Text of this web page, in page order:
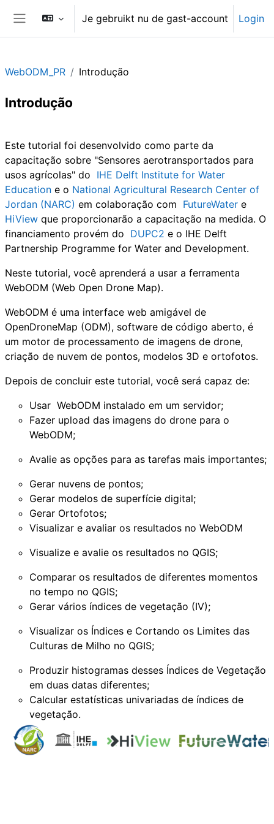
Ga naar hoofdinhoud
Je gebruikt nu de gast-account Login
WebODM_PR Introdução
Introdução
Este tutorial foi desenvolvido como parte da
capacitação sobre "Sensores aerotransportados para
usos agrícolas" do IHE Delft Institute for Water
Education e o National Agricultural Research Center of
Jordan (NARC) em colaboração com FutureWater e
HiView que proporcionarão a capacitação na medida. O
financiamento provém do DUPC2 e o IHE Delft
Partnership Programme for Water and Development.
Neste tutorial, você aprenderá a usar a ferramenta
WebODM (Web Open Drone Map).
WebODM é uma interface web amigável de
OpenDroneMap (ODM), software de código aberto, é
um motor de processamento de imagens de drone,
criação de nuvem de pontos, modelos 3D e ortofotos.
Depois de concluir este tutorial, você será capaz de:
Usar WebODM instalado em um servidor;
Fazer upload das imagens do drone para o
WebODM;
Avalie as opções para as tarefas mais importantes;
Gerar nuvens de pontos;
Gerar modelos de superfície digital;
Gerar Ortofotos;
Visualizar e avaliar os resultados no WebODM
Visualize e avalie os resultados no QGIS;
Comparar os resultados de diferentes momentos
no tempo no QGIS;
Gerar vários índices de vegetação (IV);
Visualizar os Índices e Cortando os Limites das
Culturas de Milho no QGIS;
Produzir histogramas desses Índices de Vegetação
em duas datas diferentes;
Calcular estatísticas univariadas de índices de
vegetação.